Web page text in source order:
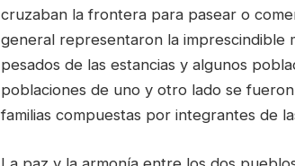
cruzaban la frontera para pasear o
general representaron la imprescindible
pesados de las estancias y algunos
poblaciones de uno y otro lado se
familias compuestas por integrantes de